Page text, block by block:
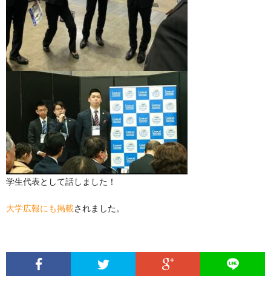
学生代表として話しました！
大学広報にも掲載されました。